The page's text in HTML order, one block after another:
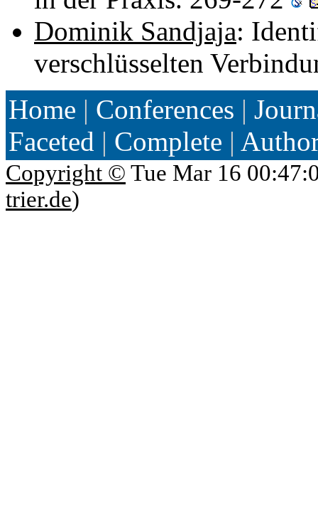
Dominik Sandjaja:
verschlüsselten
Home | Conferences |
Faceted | Complete |
Copyright © Tue Mar 16
trier.de)